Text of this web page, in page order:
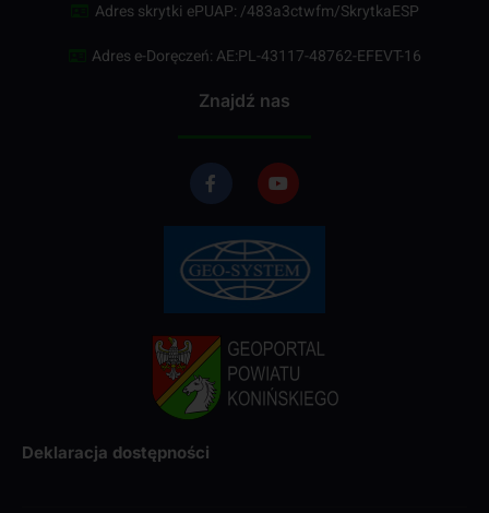
Adres skrytki ePUAP: /483a3ctwfm/SkrytkaESP
Adres e-Doręczeń: AE:PL-43117-48762-EFEVT-16
Znajdź nas
Deklaracja dostępności